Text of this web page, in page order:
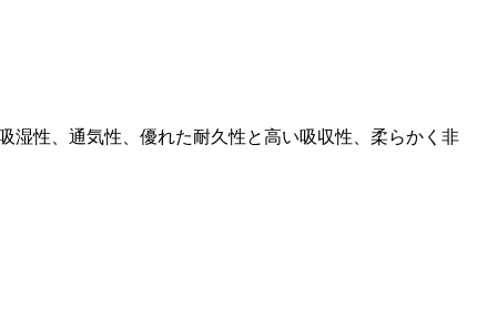
湿性、通気性、優れた耐久性と高い吸収性、柔らかく非